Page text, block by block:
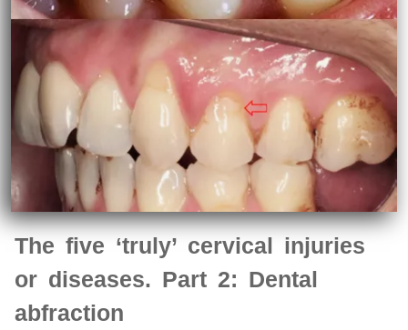
The five ‘truly’ cervical injuries
or diseases. Part 2: Dental
abfraction